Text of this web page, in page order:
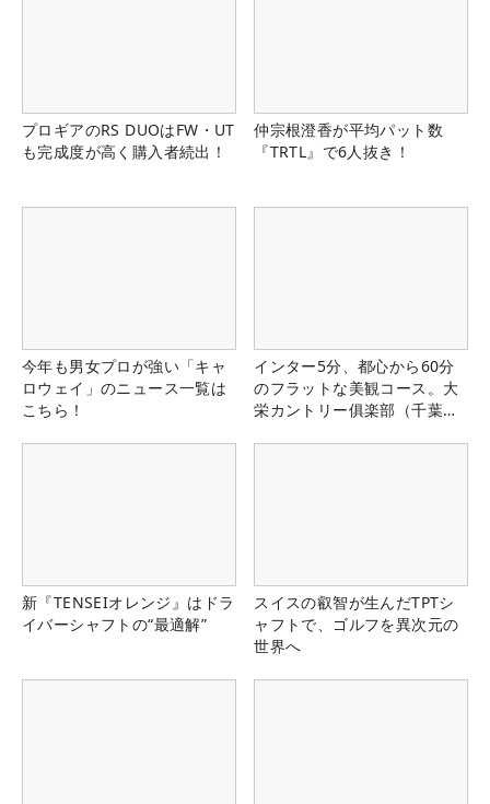
プロギアのRS DUOはFW・UT
も完成度が高く購入者続出！
仲宗根澄香が平均パット数
『TRTL』で6人抜き！
今年も男女プロが強い「キャ
ロウェイ」のニュース一覧は
こちら！
インター5分、都心から60分
のフラットな美観コース。大
栄カントリー俱楽部（千葉
新『TENSEIオレンジ』はドラ
イバーシャフトの“最適解”
スイスの叡智が生んだTPTシ
ャフトで、ゴルフを異次元の
世界へ